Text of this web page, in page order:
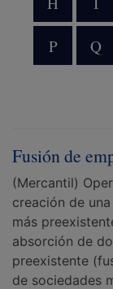
P Q
Fusión de
(Mercantil)
creación de
más
absorción de
preexistente
de sociedades